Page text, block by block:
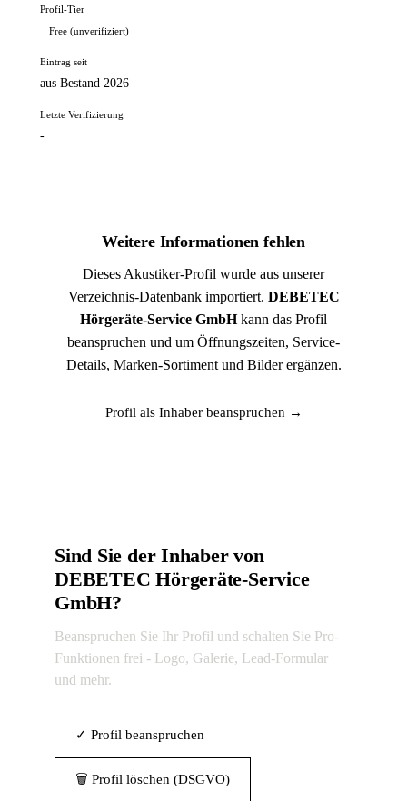
Profil-Tier
Free (unverifiziert)
Eintrag seit
aus Bestand 2026
Letzte Verifizierung
-
Weitere Informationen fehlen
Dieses Akustiker-Profil wurde aus unserer
Verzeichnis-Datenbank importiert. DEBETEC
Hörgeräte-Service GmbHkann das Profil
beanspruchen und um Öffnungszeiten, Service-
Details, Marken-Sortiment und Bilder ergänzen.
Profil als Inhaber beanspruchen →
Sind Sie der Inhaber von
DEBETEC Hörgeräte-Service
GmbH?
Beanspruchen Sie Ihr Profil und schalten Sie Pro-
Funktionen frei - Logo, Galerie, Lead-Formular
und mehr.
✓ Profil beanspruchen
🗑 Profil löschen (DSGVO)